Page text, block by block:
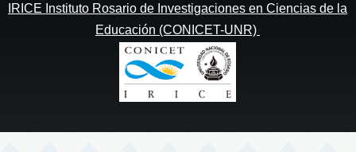
IRICE Instituto Rosario de Investigaciones en Ciencias de la
Educación (CONICET-UNR)